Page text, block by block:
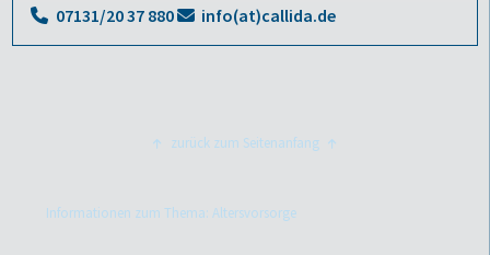
07131/20 37 880 info(at)callida.de
zurück zum Seitenanfang
Informationen zum Thema: Altersvorsorge